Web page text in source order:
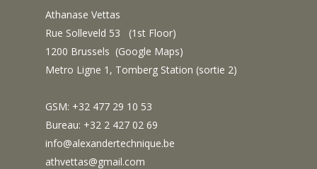
Athanase Vettas
Rue Solleveld 53 (1st Floor)
1200 Brussels (Google Maps)
Metro Ligne 1, Tomberg Station (sortie 2)
GSM: +32 477 29 10 53
Bureau: +32 2 427 02 69
info@alexandertechnique.be
athvettas@gmail.com